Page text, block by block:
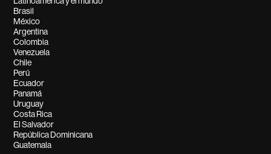
Brasil
México
Argentina
Colombia
Venezuela
Chile
Perú
Ecuador
Panamá
Uruguay
Costa Rica
El Salvador
República Dominicana
Guatemala